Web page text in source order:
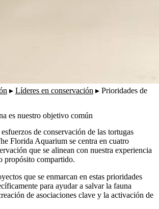
▸ Líderes en conservación ▸ Prioridades de
es nuestro objetivo común
de conservación de las tortugas
Florida Aquarium se centra en cuatro
que se alinean con nuestra experiencia
propósito compartido.
que se enmarcan en estas prioridades
para ayudar a salvar la fauna
de asociaciones clave y la activación de